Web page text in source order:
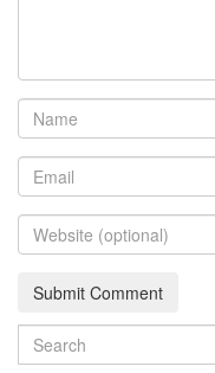
Search
for: